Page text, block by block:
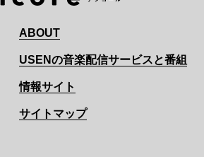
ABOUT
USENの音楽配信サービスと番組
情報サイト
サイトマップ